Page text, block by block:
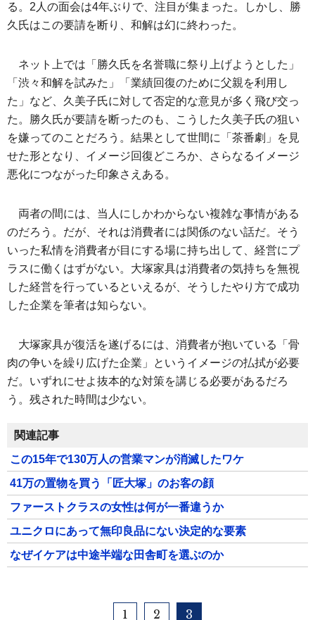
る。2人の面会は4年ぶりで、注目が集まった。しかし、勝
久氏はこの要請を断り、和解は幻に終わった。
ネット上では「勝久氏を名誉職に祭り上げようとした」
「渋々和解を試みた」「業績回復のために父親を利用し
た」など、久美子氏に対して否定的な意見が多く飛び交っ
た。勝久氏が要請を断ったのも、こうした久美子氏の狙い
を嫌ってのことだろう。結果として世間に「茶番劇」を見
せた形となり、イメージ回復どころか、さらなるイメージ
悪化につながった印象さえある。
両者の間には、当人にしかわからない複雑な事情がある
のだろう。だが、それは消費者には関係のない話だ。そう
いった私情を消費者が目にする場に持ち出して、経営にプ
ラスに働くはずがない。大塚家具は消費者の気持ちを無視
した経営を行っているといえるが、そうしたやり方で成功
した企業を筆者は知らない。
大塚家具が復活を遂げるには、消費者が抱いている「骨
肉の争いを繰り広げた企業」というイメージの払拭が必要
だ。いずれにせよ抜本的な対策を講じる必要があるだろ
う。残された時間は少ない。
関連記事
この15年で130万人の営業マンが消滅したワケ
41万の置物を買う「匠大塚」のお客の顔
ファーストクラスの女性は何が一番違うか
ユニクロにあって無印良品にない決定的な要素
なぜイケアは中途半端な田舎町を選ぶのか
1 2 3